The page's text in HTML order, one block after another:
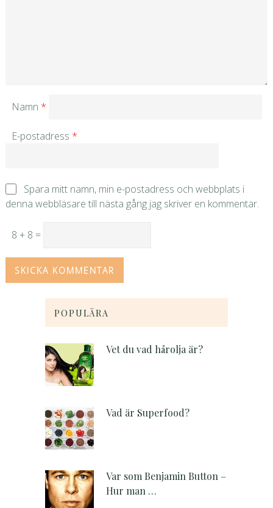
Namn *
E-postadress *
Spara mitt namn, min e-postadress och webbplats i
denna webbläsare till nästa gång jag skriver en kommentar.
8 + 8 =
POPULÄRA
Vet du vad hårolja är?
Vad är Superfood?
Var som Benjamin Button –
Hur man …